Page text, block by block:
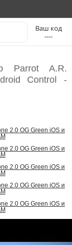
----
Parrot A.R.
Control -